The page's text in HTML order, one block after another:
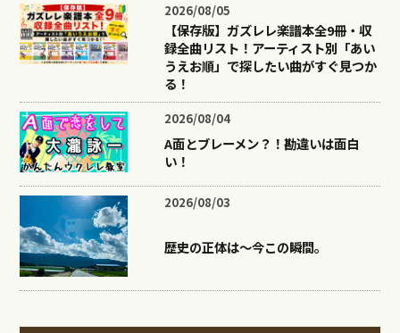
2026/08/05
【保存版】ガズレレ楽譜本全9冊・収
録全曲リスト！アーティスト別「あい
うえお順」で探したい曲がすぐ見つか
る！
2026/08/04
A面とブレーメン？！勘違いは面白
い！
2026/08/03
歴史の正体は〜今この瞬間。